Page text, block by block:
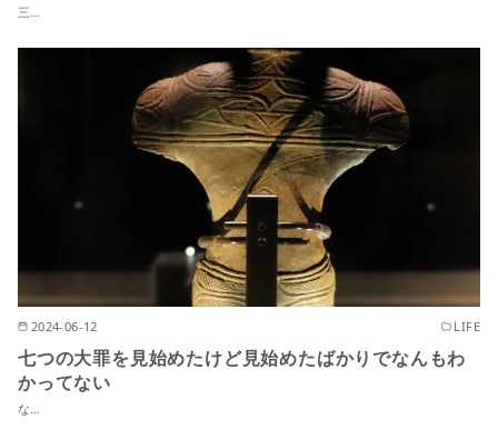
三…
2024-06-12 LIFE
七つの大罪を見始めたけど見始めたばかりでなんもわ
かってない
な…